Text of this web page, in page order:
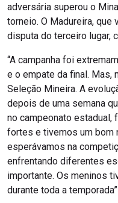
adversária superou o
torneio. O Madureira, que
disputa do terceiro lugar,
“A campanha foi
e o empate da final. Mas,
Seleção Mineira. A
depois de uma semana
no campeonato estadual,
fortes e tivemos um bom
esperávamos na
enfrentando diferentes
importante. Os meninos
durante toda a